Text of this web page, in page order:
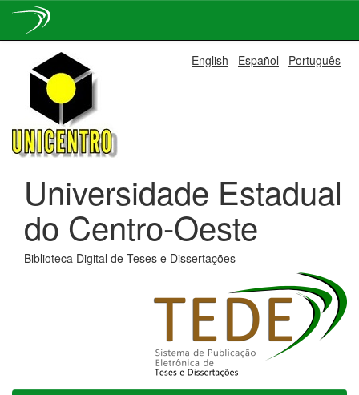
navigation
English Español Português
Universidade Estadual
do Centro-Oeste
Biblioteca Digital de Teses e Dissertações